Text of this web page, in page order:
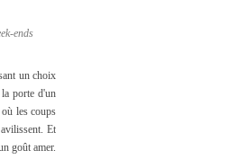
ends
un choix
porte d'un
les coups
Et
goût amer.